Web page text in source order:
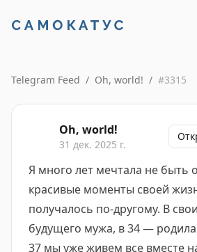
Telegram Feed / Oh, world! / #3315
Oh, world!
31 дек. 2025 г.
Я много лет мечтала не быть
красивые моменты своей
получалось по-другому. В
будущего мужа, в 34 —
37 мы уже живем все вместе